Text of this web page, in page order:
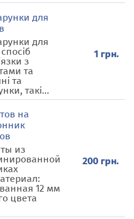
для
для
з
та
та
такі...
1 грн.
на
из
12 мм
цвета
200 грн.